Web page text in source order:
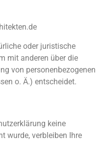
oder juristische
mit anderen über die
von personenbezogenen
o. Ä.) entscheidet.
keine
wurde, verbleiben Ihre